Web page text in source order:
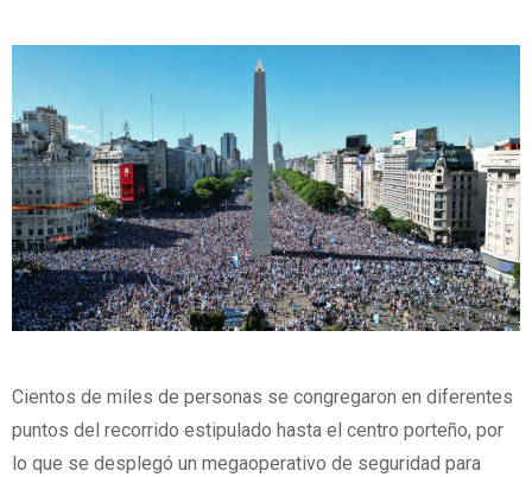
Cientos de miles de personas se congregaron en diferentes
puntos del recorrido estipulado hasta el centro porteño, por
lo que se desplegó un megaoperativo de seguridad para